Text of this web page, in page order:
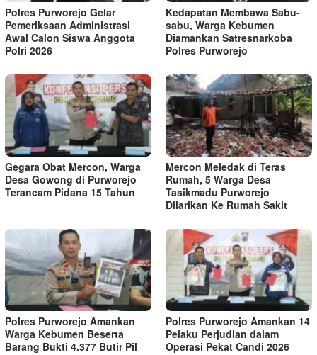
‎Polres Purworejo Gelar
Pemeriksaan Administrasi
Awal Calon Siswa Anggota
Polri 2026
Kedapatan Membawa Sabu-
sabu, Warga Kebumen
Diamankan Satresnarkoba
Polres Purworejo
‎Gegara Obat Mercon, Warga
Desa Gowong di Purworejo
Terancam Pidana 15 Tahun
‎Mercon Meledak di Teras
Rumah, 5 Warga Desa
Tasikmadu Purworejo
Dilarikan Ke Rumah Sakit
‎Polres Purworejo Amankan
Warga Kebumen Beserta
Barang Bukti 4.377 Butir Pil
Polres Purworejo Amankan 14
Pelaku Perjudian dalam
‎Operasi Pekat Candi 2026